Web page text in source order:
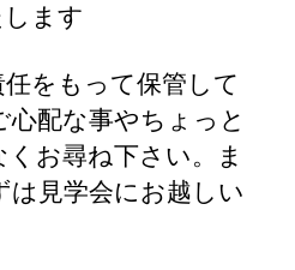
ます
をもって保管して
配な事やちょっと
お尋ね下さい。ま
見学会にお越しい